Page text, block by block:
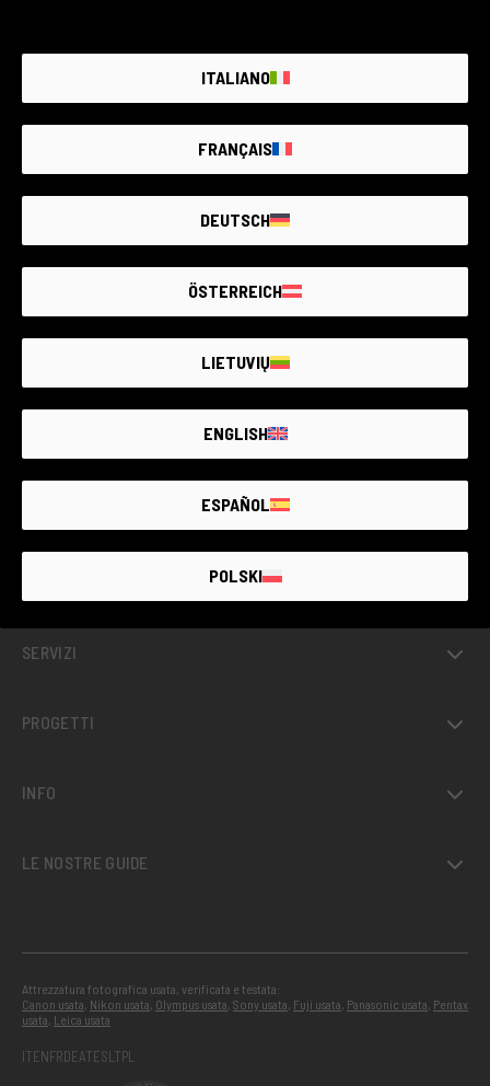
IL PIÙ GRANDE MERCATO
FOTOGRAFICO
GARANTITOD’ITALIA
SERVIZI
PROGETTI
INFO
LE NOSTRE GUIDE
Attrezzatura fotografica usata, verificata e testata:
Canon usata, Nikon usata, Olympus usata, Sony usata, Fuji usata, Panasonic usata, Pentax
usata, Leica usata
ITENFRDEATESLTPL
ITALIANO
FRANÇAIS
DEUTSCH
ÖSTERREICH
LIETUVIŲ
ENGLISH
ESPAÑOL
POLSKI